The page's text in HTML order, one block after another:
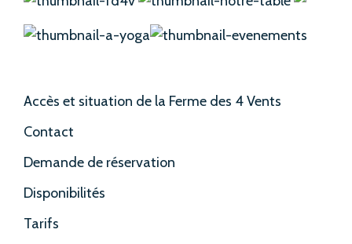
Accès et situation de la Ferme des 4 Vents
Contact
Demande de réservation
Disponibilités
Tarifs